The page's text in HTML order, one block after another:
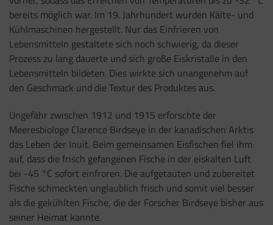
bereits möglich war. Im 19. Jahrhundert wurden Kälte- und
Kühlmaschinen hergestellt. Nur das Einfrieren von
Lebensmitteln gestaltete sich noch schwierig, da dieser
Prozess zu lang dauerte und sich große Eiskristalle in den
Lebensmitteln bildeten. Dies wirkte sich unangenehm auf
den Geschmack und die Textur des Produktes aus.
Ungefähr zwischen 1912 und 1915 erforschte der
Meeresbiologe Clarence Birdseye in der kanadischen Arktis
das Leben der Inuit. Beim gemeinsamen Eisfischen fiel ihm
auf, dass die frisch gefangenen Fische in der eiskalten Luft
bei -45 °C sofort einfroren. Die aufgetauten und zubereitet
Fische schmeckten unglaublich frisch und somit viel besser
als die gekühlten Fische, die der Forscher Birdseye bisher aus
seiner Heimat kannte.